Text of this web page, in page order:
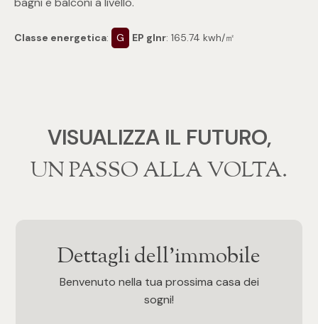
Classe energetica: G EP glnr: 165.74 kwh/㎡
VISUALIZZA IL FUTURO,
‍‍UN PASSO ALLA VOLTA.
Dettagli dell'immobile
Benvenuto nella tua prossima casa dei
sogni!
Qualsiasi